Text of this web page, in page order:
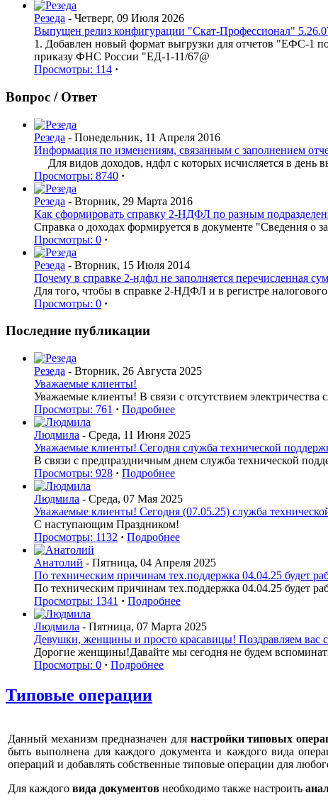
Резеда - Четверг, 09 Июля 2026
Выпущен релиз конфигурации "Скат-Профессионал"
1. Добавлен новый формат выгрузки для отчетов "ЕФС-1
приказу ФНС России "ЕД-1-11/67@
Просмотры: 114 ·
Вопрос / Ответ
Резеда - Понедельник, 11 Апреля 2016
Информация по изменениям, связанным с заполнением
Для видов доходов, ндфл с которых исчисляется в
Просмотры: 8740 ·
Резеда - Вторник, 29 Марта 2016
Как сформировать справку 2-НДФЛ по разным
Справка о доходах формируется в документе "Сведения о
Просмотры: 0 ·
Резеда - Вторник, 15 Июля 2014
Почему в справке 2-ндфл не заполняется перечисленная
Для того, чтобы в справке 2-НДФЛ и в регистре
Просмотры: 0 ·
Последние публикации
Резеда - Вторник, 26 Августа 2025
Уважаемые клиенты!
Уважаемые клиенты! В связи с отсутствием электричества
Просмотры: 761 · Подробнее
Людмила - Среда, 11 Июня 2025
Уважаемые клиенты! Сегодня служба технической
В связи с предпраздничным днем служба технической
Просмотры: 928 · Подробнее
Людмила - Среда, 07 Мая 2025
Уважаемые клиенты! Сегодня (07.05.25) служба
С наступающим Праздником!
Просмотры: 1132 · Подробнее
Анатолий - Пятница, 04 Апреля 2025
По техническим причинам тех.поддержка 04.04.25 будет
По техническим причинам тех.поддержка 04.04.25 будет
Просмотры: 1341 · Подробнее
Людмила - Пятница, 07 Марта 2025
Девушки, женщины и просто красавицы! Поздравляем вас
Дорогие женщины!Давайте мы сегодня не будем
Просмотры: 0 · Подробнее
Типовые операции
Данный механизм предназначен для настройки типовых
быть выполнена для каждого документа и каждого вида
операций и добавлять собственные типовые операции для
Для каждого вида документов необходимо также настроить